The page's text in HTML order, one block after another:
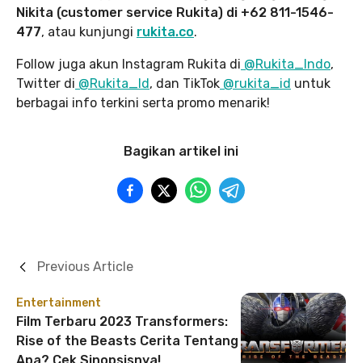
Nikita (customer service Rukita) di +62 811-1546-
477, atau kunjungi rukita.co.
Follow juga akun Instagram Rukita di @Rukita_Indo,
Twitter di @Rukita_Id, dan TikTok @rukita_id untuk
berbagai info terkini serta promo menarik!
Bagikan artikel ini
Entertainment
Film Terbaru 2023 Transformers:
Rise of the Beasts Cerita Tentang
Previous Article